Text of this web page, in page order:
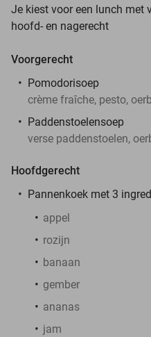
Je kiest voor een lunch met
hoofd- en nagerecht
Voorgerecht
Pomodorisoep
crème fraîche, pesto,
Paddenstoelensoep
verse paddenstoelen,
Hoofdgerecht
Pannenkoek met 3
appel
rozijn
banaan
gember
ananas
jam